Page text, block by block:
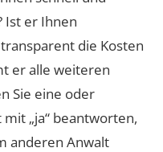
Ist er Ihnen
die Kosten
er alle weiteren
Sie eine oder
„ja“ beantworten,
anderen Anwalt